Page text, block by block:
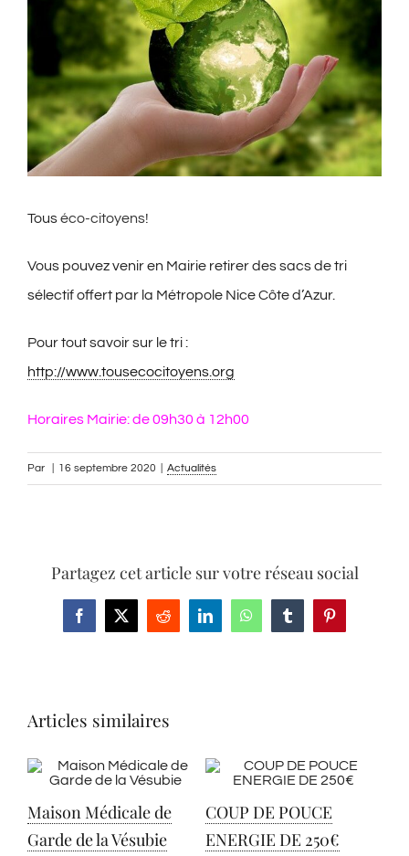
agrandie
Touséco-citoyens!
Vous pouvez venir en Mairie retirer des sacs de tri
sélectif offert par la Métropole Nice Côte d’Azur.
Pour tout savoir sur le tri :
http://www.tousecocitoyens.org
Horaires Mairie: de 09h30 à 12h00
Par 16 septembre 2020 Actualités
Partagez cet article sur votre réseau social
Facebook
X Reddit LinkedInWhatsAppTumblrPinterest
Articles similaires
Maison Médicale de
Garde de la Vésubie
COUP DE POUCE
ENERGIE DE 250€